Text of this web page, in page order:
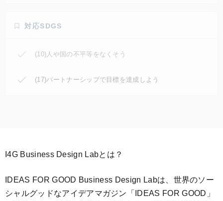
対応SDGS
(10)人や国の不平等をなくそう
(17)パートナーシップで目標を達成しよう
I4G Business Design Labとは？
IDEAS FOR GOOD Business Design Labは、世界のソー
シャルグッドなアイデアマガジン「IDEAS FOR GOOD」